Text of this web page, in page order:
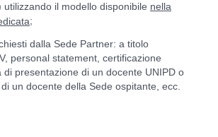
utilizzando il modello disponibile nella
;
dalla Sede Partner: a titolo
personal statement, certificazione
di presentazione di un docente UNIPD o
un docente della Sede ospitante, ecc.